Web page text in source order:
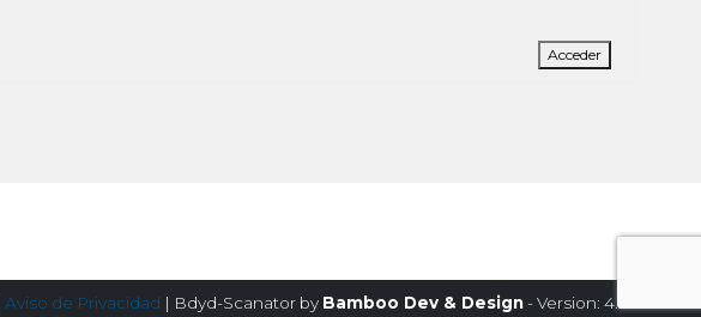
Acceder
Aviso de Privacidad | Bdyd-Scanator by Bamboo Dev & Design- Version: 4.2.1